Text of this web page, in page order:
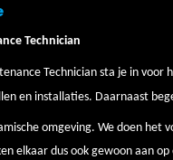
Technician
Technician sta je in
en installaties. Daarnaast
omgeving. We doen het
elkaar dus ook gewoon aan